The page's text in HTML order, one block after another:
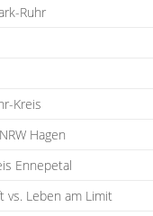
Ruhr
Kreis
Hagen
Ennepetal
vs. Leben am Limit